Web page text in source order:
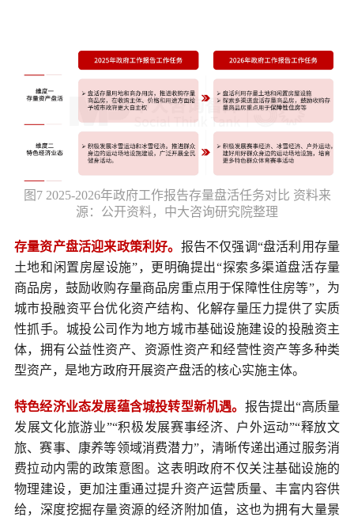
图7 2025-2026年政府工作报告存量盘活任务对比 资料来
源：公开资料，中大咨询研究院整理
存量资产盘活迎来政策利好。 报告不仅强调“盘活利用存量
土地和闲置房屋设施”，更明确提出“探索多渠道盘活存量
商品房，鼓励收购存量商品房重点用于保障性住房等”，为
城市投融资平台优化资产结构、化解存量压力提供了实质
性抓手。城投公司作为地方城市基础设施建设的投融资主
体，拥有公益性资产、资源性资产和经营性资产等多种类
型资产，是地方政府开展资产盘活的核心实施主体。
特色经济业态发展蕴含城投转型新机遇。 报告提出“高质量
发展文化旅游业”“积极发展赛事经济、户外运动”“释放文
旅、赛事、康养等领域消费潜力”，清晰传递出通过服务消
费拉动内需的政策意图。这表明政府不仅关注基础设施的
物理建设，更加注重通过提升资产运营质量、丰富内容供
给，深度挖掘存量资源的经济附加值，这也为拥有大量景